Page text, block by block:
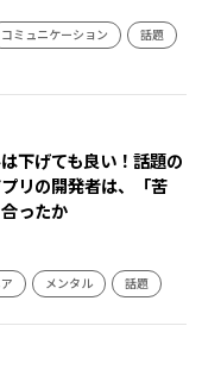
コミュニケーション 話題
下げても良い！話題の
リの開発者は、「苦
ったか
メンタル 話題